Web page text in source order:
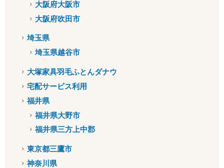
大阪府大阪市
大阪府吹田市
埼玉県
埼玉県越谷市
大塚家具羽毛ふとんダナウ
宅配サービス利用
福井県
福井県大野市
福井県三方上中郡
東京都三鷹市
神奈川県